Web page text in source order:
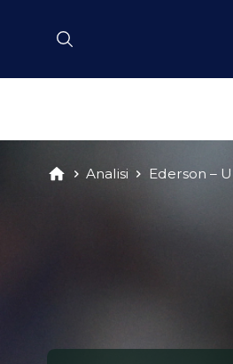
Analisi Ederson –